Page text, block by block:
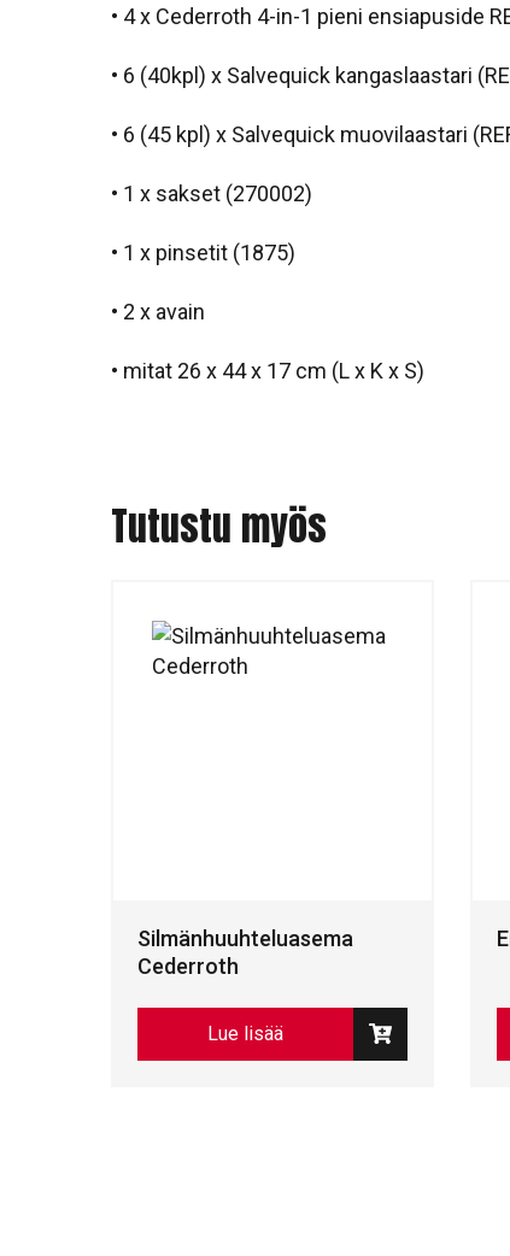
• 4 x Cederroth 4-in-1 pieni ensiapuside
• 6 (40kpl) x Salvequick kangaslaastari
• 6 (45 kpl) x Salvequick muovilaastari
• 1 x sakset (270002)
• 1 x pinsetit (1875)
• 2 x avain
• mitat 26 x 44 x 17 cm (L x K x S)
Tutustu myös
Silmänhuuhteluasema
Cederroth
Lue lisää